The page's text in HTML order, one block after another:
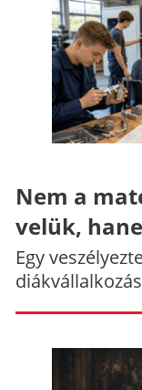
Nem a
velük,
Egy